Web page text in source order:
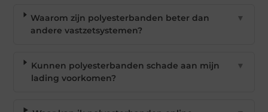
Waarom zijn polyesterbanden beter dan
andere vastzetsystemen?
▼
Kunnen polyesterbanden schade aan mijn
lading voorkomen?
▼